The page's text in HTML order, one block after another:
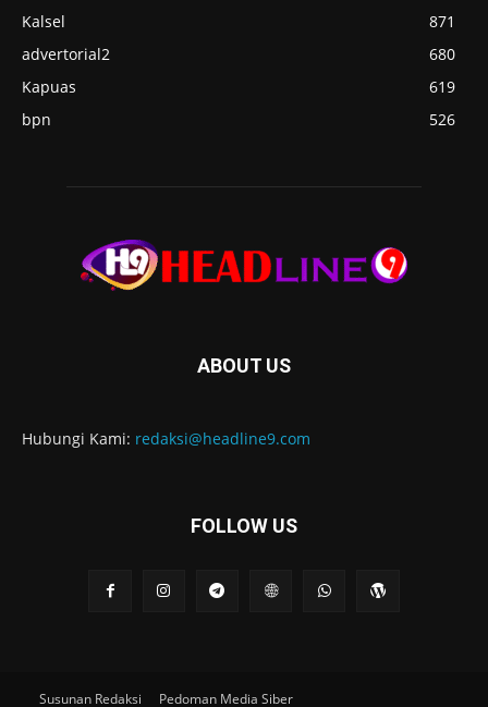
Kalsel
871
advertorial2
680
Kapuas
619
bpn
526
ABOUT US
Hubungi Kami: redaksi@headline9.com
FOLLOW US
Susunan Redaksi Pedoman Media Siber